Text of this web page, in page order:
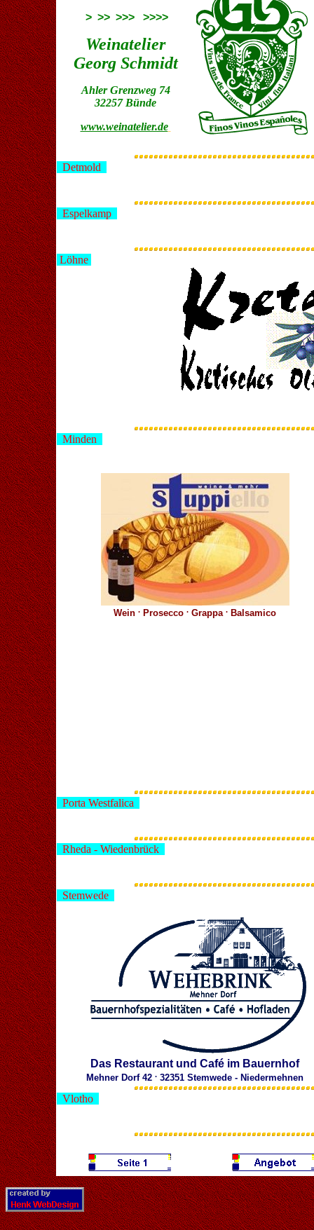
> >> >>> >>>>
Weinatelier
Georg Schmidt
Ahler Grenzweg 74
32257 Bünde
www.weinatelier.de
Detmold
Espelkamp
Löhne
Minden
Wein . Prosecco . Grappa . Balsamico
Porta Westfalica
Rheda - Wiedenbrück
Stemwede
Das Restaurant und Café im Bauernhof
Mehner Dorf 42 . 32351 Stemwede - Niedermehnen
Vlotho